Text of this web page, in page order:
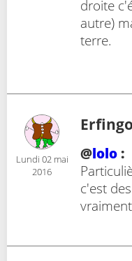
droite
autre)
terre.
Lundi 02 mai
2016
Erfingo
@lolo :
c'est